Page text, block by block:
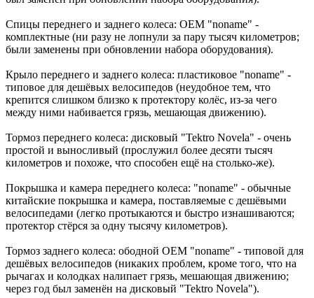
Спицы переднего и заднего колеса: OEM "noname" -
комплектные (ни разу не лопнули за пару тысяч километров;
были заменены при обновлении набора оборудования).
Крыло переднего и заднего колеса: пластиковое "noname" -
типовое для дешёвых велосипедов (неудобное тем, что
крепится слишком близко к протектору колёс, из-за чего
между ними набивается грязь, мешающая движению).
Тормоз переднего колеса: дисковый "Tektro Novela" - очень
простой и выносливый (прослужил более десяти тысяч
километров и похоже, что способен ещё на столько-же).
Покрышка и камера переднего колеса: "noname" - обычные
китайские покрышка и камера, поставляемые с дешёвыми
велосипедами (легко протыкаются и быстро изнашиваются;
протектор стёрся за одну тысячу километров).
Тормоз заднего колеса: ободной OEM "noname" - типовой для
дешёвых велосипедов (никаких проблем, кроме того, что на
рычагах и колодках налипает грязь, мешающая движению;
через год был заменён на дисковый "Tektro Novela").